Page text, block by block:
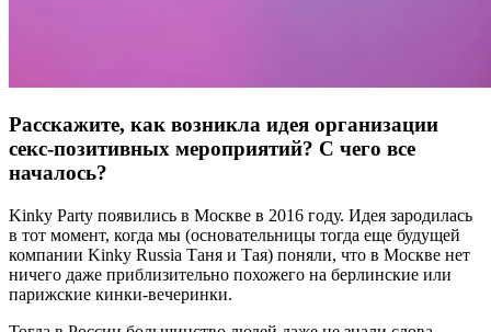
Расскажите, как возникла идея организации
секс-позитивных мероприятий? С чего все
началось?
Kinky Party появились в Москве в 2016 году. Идея зародилась
в тот момент, когда мы (основательницы тогда еще будущей
компании Kinky Russia Таня и Тая) поняли, что в Москве нет
ничего даже приблизительно похожего на берлинские или
парижские кинки-вечеринки.